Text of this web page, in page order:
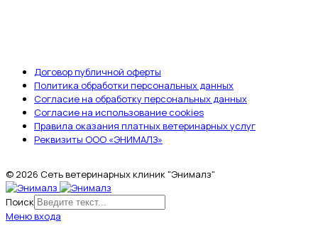
Договор публичной оферты
Политика обработки персональных данных
Согласие на обработку персональных данных
Согласие на использование cookies
Правила оказания платных ветеринарных услуг
Реквизиты ООО «ЭНИМАЛЗ»
© 2026 Сеть ветеринарных клиник "Энималз"
Поиск
Меню входа